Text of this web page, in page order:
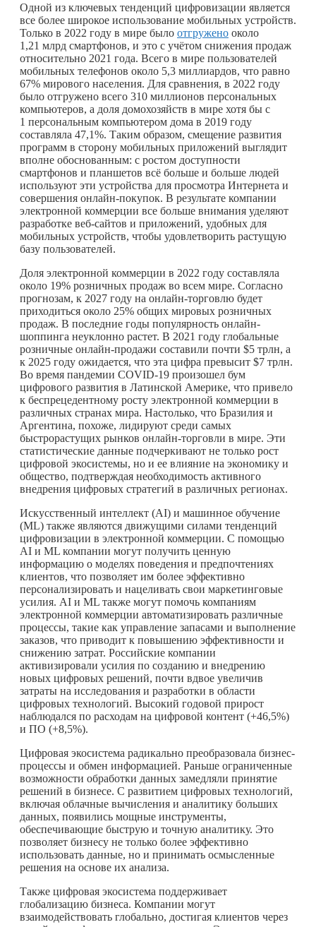
Одной из ключевых тенденций цифровизации является
все более широкое использование мобильных устройств.
Только в 2022 году в мире было отгружено около
1,21 млрд смартфонов, и это с учётом снижения продаж
относительно 2021 года. Всего в мире пользователей
мобильных телефонов около 5,3 миллиардов, что равно
67% мирового населения. Для сравнения, в 2022 году
было отгружено всего 310 миллионов персональных
компьютеров, а доля домохозяйств в мире хотя бы с
1 персональным компьютером дома в 2019 году
составляла 47,1%. Таким образом, смещение развития
программ в сторону мобильных приложений выглядит
вполне обоснованным: с ростом доступности
смартфонов и планшетов всё больше и больше людей
используют эти устройства для просмотра Интернета и
совершения онлайн-покупок. В результате компании
электронной коммерции все больше внимания уделяют
разработке веб-сайтов и приложений, удобных для
мобильных устройств, чтобы удовлетворить растущую
базу пользователей.
Доля электронной коммерции в 2022 году составляла
около 19% розничных продаж во всем мире. Согласно
прогнозам, к 2027 году на онлайн-торговлю будет
приходиться около 25% общих мировых розничных
продаж. В последние годы популярность онлайн-
шоппинга неуклонно растет. В 2021 году глобальные
розничные онлайн-продажи составили почти $5 трлн, а
к 2025 году ожидается, что эта цифра превысит $7 трлн.
Во время пандемии COVID-19 произошел бум
цифрового развития в Латинской Америке, что привело
к беспрецедентному росту электронной коммерции в
различных странах мира. Настолько, что Бразилия и
Аргентина, похоже, лидируют среди самых
быстрорастущих рынков онлайн-торговли в мире. Эти
статистические данные подчеркивают не только рост
цифровой экосистемы, но и ее влияние на экономику и
общество, подтверждая необходимость активного
внедрения цифровых стратегий в различных регионах.
Искусственный интеллект (AI) и машинное обучение
(ML) также являются движущими силами тенденций
цифровизации в электронной коммерции. С помощью
AI и ML компании могут получить ценную
информацию о моделях поведения и предпочтениях
клиентов, что позволяет им более эффективно
персонализировать и нацеливать свои маркетинговые
усилия. AI и ML также могут помочь компаниям
электронной коммерции автоматизировать различные
процессы, такие как управление запасами и выполнение
заказов, что приводит к повышению эффективности и
снижению затрат. Российские компании
активизировали усилия по созданию и внедрению
новых цифровых решений, почти вдвое увеличив
затраты на исследования и разработки в области
цифровых технологий. Высокий годовой прирост
наблюдался по расходам на цифровой контент (+46,5%)
и ПО (+8,5%).
Цифровая экосистема радикально преобразовала бизнес-
процессы и обмен информацией. Раньше ограниченные
возможности обработки данных замедляли принятие
решений в бизнесе. С развитием цифровых технологий,
включая облачные вычисления и аналитику больших
данных, появились мощные инструменты,
обеспечивающие быструю и точную аналитику. Это
позволяет бизнесу не только более эффективно
использовать данные, но и принимать осмысленные
решения на основе их анализа.
Также цифровая экосистема поддерживает
глобализацию бизнеса. Компании могут
взаимодействовать глобально, достигая клиентов через